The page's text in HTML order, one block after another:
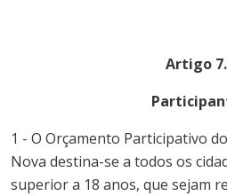
Artigo
1 - O Orçamento Participativo do
Nova destina-se a todos os
superior a 18 anos, que sejam